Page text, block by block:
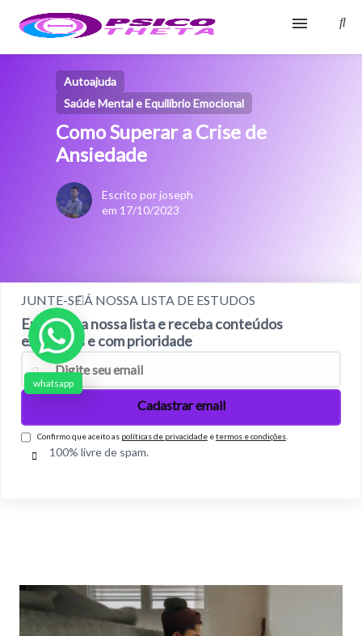
Início
Glossário
Sobre
Fale Conosco
Autoajuda
Saúde Mental e Equilíbrio Emocional
Como Superar a Crise de
Ansiedade
Escrito por joseph
em 17/10/2023
JUNTE-SE Á NOSSA LISTA DE ESTUDOS
Entre para nossa lista e receba conteúdos
exclusivos e com prioridade
Confirmo que aceito as políticas de privacidadeetermos e condições.
100% livre de spam.
whatsapp